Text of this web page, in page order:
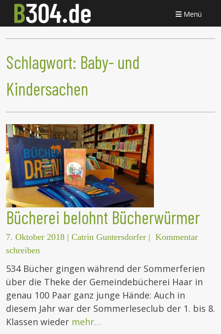
Menü
Schlagwort: Baby- und
Kindersachen
Bücherei belohnt Bücherwürmer
7. Oktober 2018 | Catrin Guntersdorfer | Kommentar
schreiben
534 Bücher gingen während der Sommerferien
über die Theke der Gemeindebücherei Haar in
genau 100 Paar ganz junge Hände: Auch in
diesem Jahr war der Sommerleseclub der 1. bis 8.
Klassen wieder mehr…